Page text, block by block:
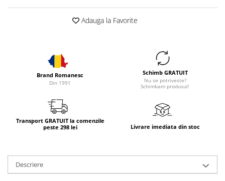
Adauga la Favorite
Brand Romanesc
Din 1991
Schimb GRATUIT
Nu se potriveste?
Schimbam produsul!
Transport GRATUIT la comenzile
peste 298 lei
Livrare imediata din stoc
Descriere